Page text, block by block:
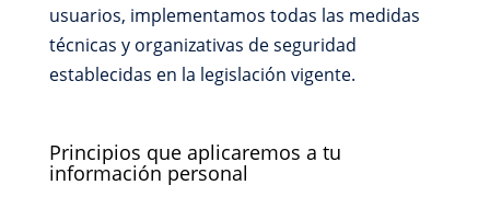
usuarios, implementamos todas las medidas
técnicas y organizativas de seguridad
establecidas en la legislación vigente.
Principios que aplicaremos a tu
información personal